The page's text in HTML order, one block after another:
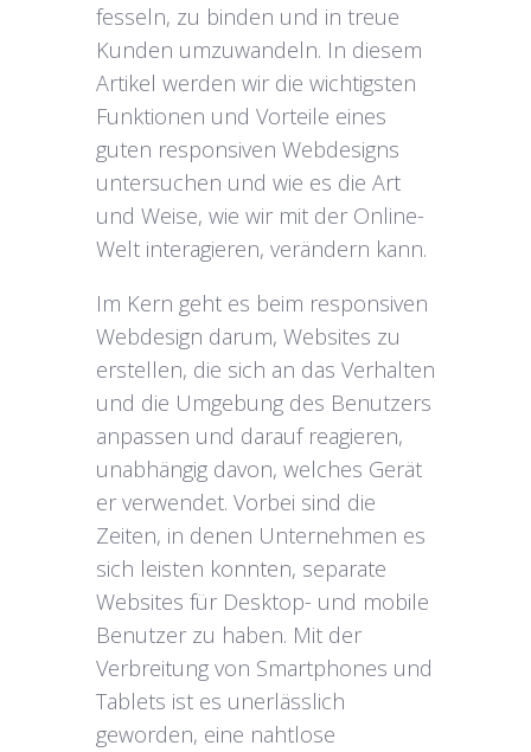
fesseln, zu binden und in treue
Kunden umzuwandeln. In diesem
Artikel werden wir die wichtigsten
Funktionen und Vorteile eines
guten responsiven Webdesigns
untersuchen und wie es die Art
und Weise, wie wir mit der Online-
Welt interagieren, verändern kann.
Im Kern geht es beim responsiven
Webdesign darum, Websites zu
erstellen, die sich an das Verhalten
und die Umgebung des Benutzers
anpassen und darauf reagieren,
unabhängig davon, welches Gerät
er verwendet. Vorbei sind die
Zeiten, in denen Unternehmen es
sich leisten konnten, separate
Websites für Desktop- und mobile
Benutzer zu haben. Mit der
Verbreitung von Smartphones und
Tablets ist es unerlässlich
geworden, eine nahtlose